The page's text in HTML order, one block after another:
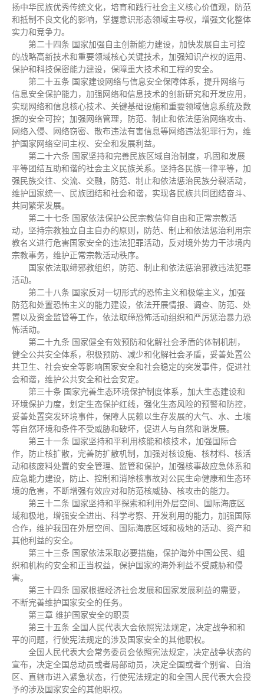
扬中华民族优秀传统文化，培育和践行社会主义核心价值观，防范
和抵制不良文化的影响，掌握意识形态领域主导权，增强文化整体
实力和竞争力。
第二十四条 国家加强自主创新能力建设，加快发展自主可控
的战略高新技术和重要领域核心关键技术，加强知识产权的运用、
保护和科技保密能力建设，保障重大技术和工程的安全。
第二十五条 国家建设网络与信息安全保障体系，提升网络与
信息安全保护能力，加强网络和信息技术的创新研究和开发应用，
实现网络和信息核心技术、关键基础设施和重要领域信息系统及数
据的安全可控；加强网络管理，防范、制止和依法惩治网络攻击、
网络入侵、网络窃密、散布违法有害信息等网络违法犯罪行为，维
护国家网络空间主权、安全和发展利益。
第二十六条 国家坚持和完善民族区域自治制度，巩固和发展
平等团结互助和谐的社会主义民族关系。坚持各民族一律平等，加
强民族交往、交流、交融，防范、制止和依法惩治民族分裂活动，
维护国家统一、民族团结和社会和谐，实现各民族共同团结奋斗、
共同繁荣发展。
第二十七条 国家依法保护公民宗教信仰自由和正常宗教活
动，坚持宗教独立自主自办的原则，防范、制止和依法惩治利用宗
教名义进行危害国家安全的违法犯罪活动，反对境外势力干涉境内
宗教事务，维护正常宗教活动秩序。
国家依法取缔邪教组织，防范、制止和依法惩治邪教违法犯罪
活动。
第二十八条 国家反对一切形式的恐怖主义和极端主义，加强
防范和处置恐怖主义的能力建设，依法开展情报、调查、防范、处
置以及资金监管等工作，依法取缔恐怖活动组织和严厉惩治暴力恐
怖活动。
第二十九条 国家健全有效预防和化解社会矛盾的体制机制，
健全公共安全体系，积极预防、减少和化解社会矛盾，妥善处置公
共卫生、社会安全等影响国家安全和社会稳定的突发事件，促进社
会和谐，维护公共安全和社会安定。
第三十条 国家完善生态环境保护制度体系，加大生态建设和
环境保护力度，划定生态保护红线，强化生态风险的预警和防控，
妥善处置突发环境事件，保障人民赖以生存发展的大气、水、土壤
等自然环境和条件不受威胁和破坏，促进人与自然和谐发展。
第三十一条 国家坚持和平利用核能和核技术，加强国际合
作，防止核扩散，完善防扩散机制，加强对核设施、核材料、核活
动和核废料处置的安全管理、监管和保护，加强核事故应急体系和
应急能力建设，防止、控制和消除核事故对公民生命健康和生态环
境的危害，不断增强有效应对和防范核威胁、核攻击的能力。
第三十二条 国家坚持和平探索和利用外层空间、国际海底区
域和极地，增强安全进出、科学考察、开发利用的能力，加强国际
合作，维护我国在外层空间、国际海底区域和极地的活动、资产和
其他利益的安全。
第三十三条 国家依法采取必要措施，保护海外中国公民、组
织和机构的安全和正当权益，保护国家的海外利益不受威胁和侵
害。
第三十四条 国家根据经济社会发展和国家发展利益的需要，
不断完善维护国家安全的任务。
第三章 维护国家安全的职责
第三十五条 全国人民代表大会依照宪法规定，决定战争和和
平的问题，行使宪法规定的涉及国家安全的其他职权。
全国人民代表大会常务委员会依照宪法规定，决定战争状态的
宣布，决定全国总动员或者局部动员，决定全国或者个别省、自治
区、直辖市进入紧急状态，行使宪法规定的和全国人民代表大会授
予的涉及国家安全的其他职权。